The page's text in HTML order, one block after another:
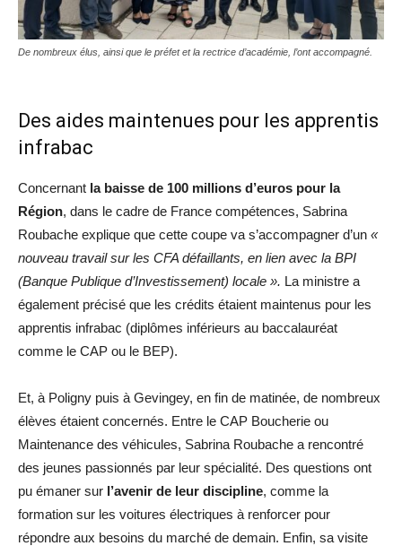
De nombreux élus, ainsi que le préfet et la rectrice d’académie, l’ont accompagné.
Des aides maintenues pour les apprentis
infrabac
Concernant la baisse de 100 millions d’euros pour la
Région, dans le cadre de France compétences, Sabrina
Roubache explique que cette coupe va s’accompagner d’un «
nouveau travail sur les CFA défaillants, en lien avec la BPI
(Banque Publique d’Investissement) locale ». La ministre a
également précisé que les crédits étaient maintenus pour les
apprentis infrabac (diplômes inférieurs au baccalauréat
comme le CAP ou le BEP).
Et, à Poligny puis à Gevingey, en fin de matinée, de nombreux
élèves étaient concernés. Entre le CAP Boucherie ou
Maintenance des véhicules, Sabrina Roubache a rencontré
des jeunes passionnés par leur spécialité. Des questions ont
pu émaner sur l’avenir de leur discipline, comme la
formation sur les voitures électriques à renforcer pour
répondre aux besoins du marché de demain. Enfin, sa visite